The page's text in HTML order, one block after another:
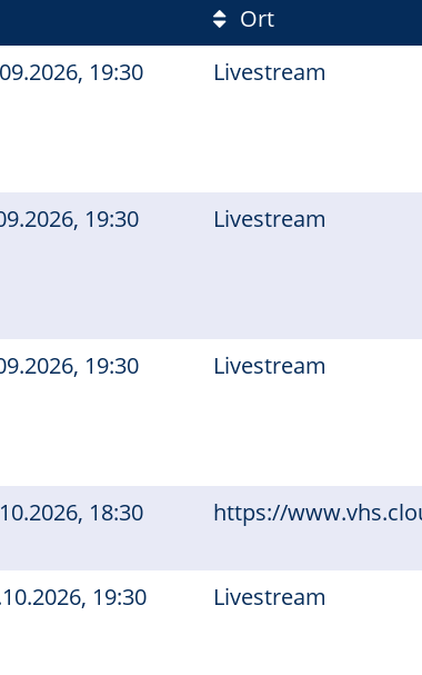
Ort
19:30
Livestream
19:30
Livestream
19:30
Livestream
18:30
https://
19:30
Livestream